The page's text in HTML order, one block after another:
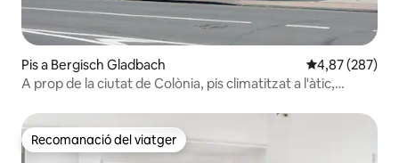
Pis a Bergisch Gladbach 4,87 de
4,87 (287)
A prop de la ciutat de Colònia, pis climatitzat a l'àtic,
Recomanació del viatger
Recomanació del viatger